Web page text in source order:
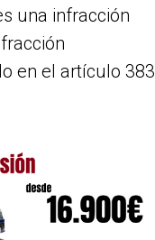
una infracción
en el artículo 383